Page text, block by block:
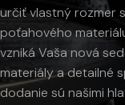
určiť vlastný rozmer
poťahového
vzniká Vaša nová
materiály a detailné
dodanie sú našimi